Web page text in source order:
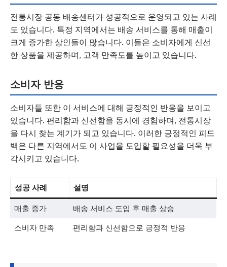
전통시장 공동 배송센터가 성공적으로 운영되고 있는 사례
도 있습니다. 특정 지역에서는 배송 서비스를 통해 매출이
크게 증가한 상인들이 많습니다. 이들은 소비자에게 신선
한 상품을 제공하며, 고객 만족도를 높이고 있습니다.
소비자 반응
소비자들 또한 이 서비스에 대해 긍정적인 반응을 보이고
있습니다. 편리함과 신선함을 동시에 경험하며, 전통시장
을 다시 찾는 계기가 되고 있습니다. 이러한 긍정적인 피드
백은 다른 지역에서도 이 사업을 도입할 필요성을 더욱 부
각시키고 있습니다.
성공 사례 설명
매출 증가 배송 서비스 도입 후 매출 상승
소비자 만족 편리함과 신선함으로 긍정적 반응